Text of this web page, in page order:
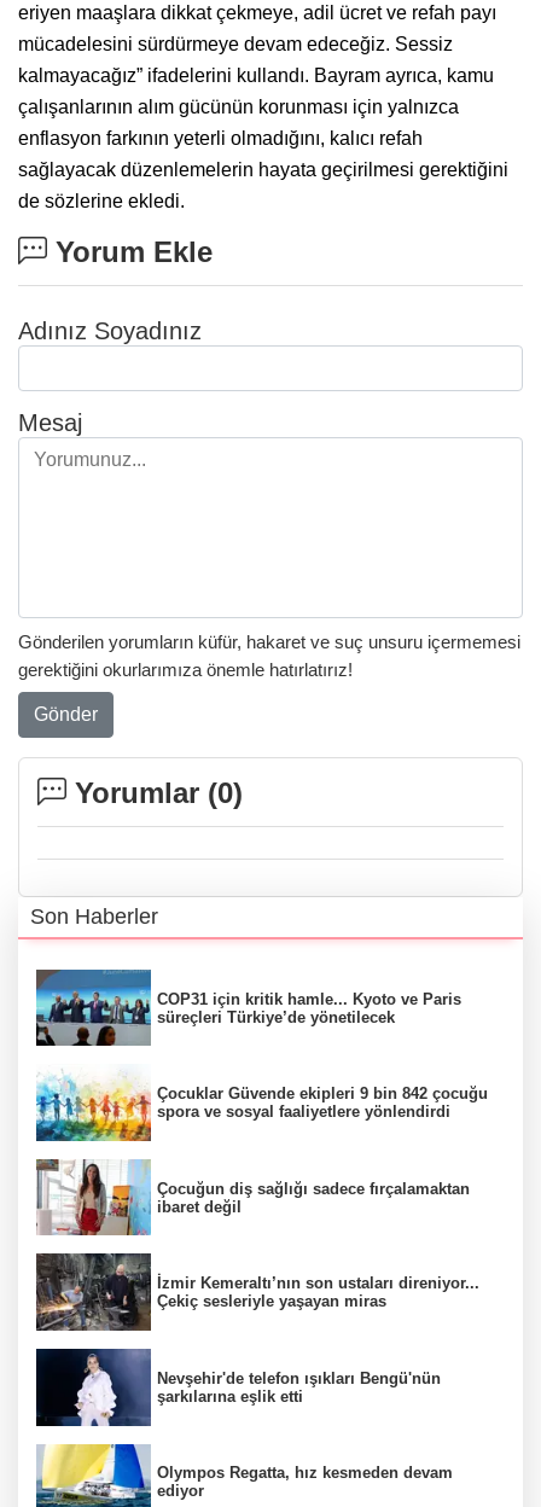
eriyen maaşlara dikkat çekmeye, adil ücret ve refah payı
mücadelesini sürdürmeye devam edeceğiz. Sessiz
kalmayacağız” ifadelerini kullandı. Bayram ayrıca, kamu
çalışanlarının alım gücünün korunması için yalnızca
enflasyon farkının yeterli olmadığını, kalıcı refah
sağlayacak düzenlemelerin hayata geçirilmesi gerektiğini
de sözlerine ekledi.
Yorum Ekle
Adınız Soyadınız
Mesaj
Gönderilen yorumların küfür, hakaret ve suç unsuru içermemesi
gerektiğini okurlarımıza önemle hatırlatırız!
Gönder
Yorumlar (0)
Son Haberler
COP31 için kritik hamle... Kyoto ve Paris
süreçleri Türkiye’de yönetilecek
Çocuklar Güvende ekipleri 9 bin 842 çocuğu
spora ve sosyal faaliyetlere yönlendirdi
Çocuğun diş sağlığı sadece fırçalamaktan
ibaret değil
İzmir Kemeraltı’nın son ustaları direniyor...
Çekiç sesleriyle yaşayan miras
Nevşehir'de telefon ışıkları Bengü'nün
şarkılarına eşlik etti
Olympos Regatta, hız kesmeden devam
ediyor